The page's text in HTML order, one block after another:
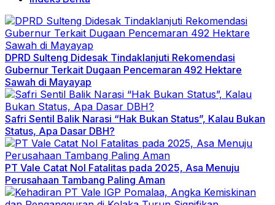
DPRD Sulteng Didesak Tindaklanjuti Rekomendasi
Gubernur Terkait Dugaan Pencemaran 492 Hektare
Sawah di Mayayap
Safri Sentil Balik Narasi “Hak Bukan Status”, Kalau Bukan
Status, Apa Dasar DBH?
PT Vale Catat Nol Fatalitas pada 2025, Asa Menuju
Perusahaan Tambang Paling Aman